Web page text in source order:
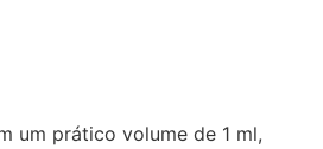
um prático volume de 1 ml,